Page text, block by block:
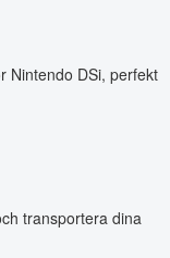
Nintendo DSi, perfekt
transportera dina